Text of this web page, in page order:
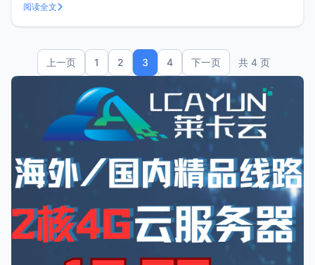
Rectified基于KVM架构，不限制流量，提供20G免费DDoS防
护也是一大亮点。可能有朋友会问128M内存能
阅读全文
上一页 1 2 3 4 下一页 共 4 页